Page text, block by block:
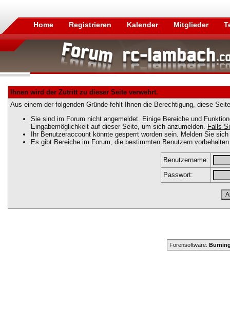
Home Registrieren Kalender Mitglieder
Ihnen wird der Zutritt zu dieser Seite verwehrt.
Aus einem der folgenden Gründe fehlt Ihnen die Berechtigung, diese
Sie sind im Forum nicht angemeldet. Einige Bereiche und
Eingabemöglichkeit auf dieser Seite, um sich anzumelden. Falls
Ihr Benutzeraccount könnte gesperrt worden sein. Melden Sie
Es gibt Bereiche im Forum, die bestimmten Benutzern
Benutzername:
Passwort:
Forensoftware: